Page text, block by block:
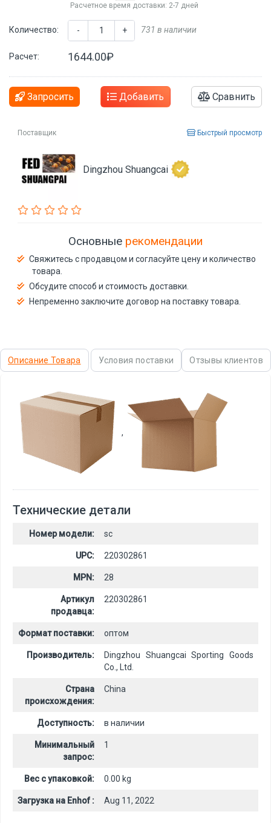
Расчетное время доставки: 2-7 дней
Количество: - + 731 в наличии
Расчет: 1644.00₽
Запросить Добавить Сравнить
Поставщик Быстрый просмотр
Dingzhou Shuangcai
Основные рекомендации
Свяжитесь с продавцом и согласуйте цену и количество
товара.
Обсудите способ и стоимость доставки.
Непременно заключите договор на поставку товара.
Описание Товара Условия поставки Отзывы клиентов
,
Технические детали
Номер модели: sc
UPC: 220302861
MPN: 28
Артикул
продавца:
220302861
Формат поставки: оптом
Производитель:
Dingzhou Shuangcai Sporting Goods
Co., Ltd.
Страна
происхождения:
China
Доступность: в наличии
Минимальный
запрос:
1
Вес с упаковкой: 0.00 kg
Загрузка на Enhof : Aug 11, 2022